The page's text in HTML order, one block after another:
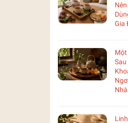
Gia
Một
Sau
Nhà